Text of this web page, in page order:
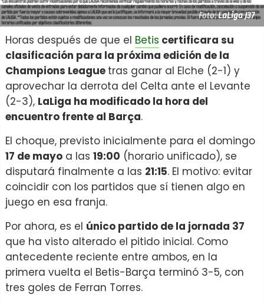
Foto:LaLiga J37
Horas después de que el Betis certificara su
clasificación para la próxima edición de la
Champions League tras ganar al Elche (2-1) y
aprovechar la derrota del Celta ante el Levante
(2-3), LaLiga ha modificado la hora del
encuentro frente al Barça.
El choque, previsto inicialmente para el domingo
17 de mayo a las 19:00 (horario unificado), se
disputará finalmente a las 21:15. El motivo: evitar
coincidir con los partidos que sí tienen algo en
juego en esa franja.
Por ahora, es el único partido de la jornada 37
que ha visto alterado el pitido inicial. Como
antecedente reciente entre ambos, en la
primera vuelta el Betis-Barça terminó 3-5, con
tres goles de Ferran Torres.